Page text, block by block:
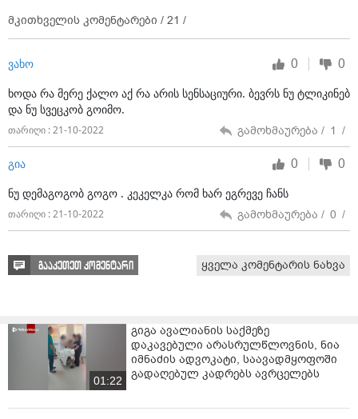
მკითხველის კომენტარები / 21 /
ვახო 0 0
ხოდა რა მერე ქალო აქ რა არის სენსაციური. ბევრს ნუ ტლიკინებ
და ნუ სვეცკობ გოიმო.
თარიღი : 21-10-2022 გამოხმაურება / 1 /
გია 0 0
ნუ დემაგოგობ გოგო . კეკელკა რომ ხარ ეგრევე ჩანს
თარიღი : 21-10-2022 გამოხმაურება / 0 /
გააკეთეთ კომენტარი ყველა კომენტარის ნახვა
01:22
გიგა ავალიანის საქმეზე
დაკავებული არასრულწლოვნის, ნია
იმნაძის ადვოკატი, საავადმყოფოში
გადაღებულ კადრებს ავრცელებს